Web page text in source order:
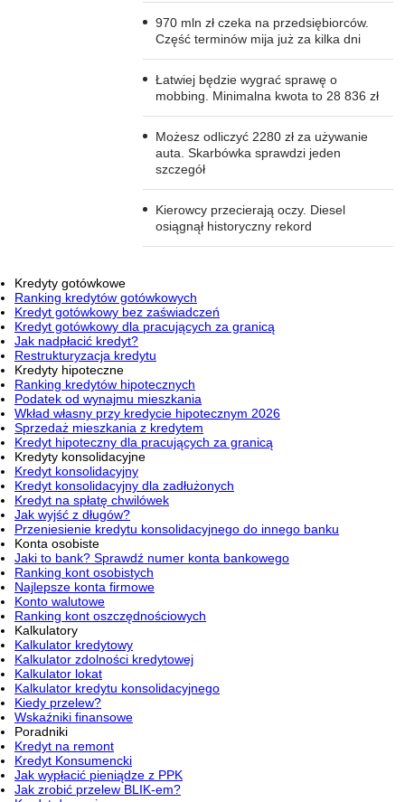
970 mln zł czeka na przedsiębiorców.
Część terminów mija już za kilka dni
Łatwiej będzie wygrać sprawę o
mobbing. Minimalna kwota to 28 836 zł
Możesz odliczyć 2280 zł za używanie
auta. Skarbówka sprawdzi jeden
szczegół
Kierowcy przecierają oczy. Diesel
osiągnął historyczny rekord
Kredyty gotówkowe
Ranking kredytów gotówkowych
Kredyt gotówkowy bez zaświadczeń
Kredyt gotówkowy dla pracujących za granicą
Jak nadpłacić kredyt?
Restrukturyzacja kredytu
Kredyty hipoteczne
Ranking kredytów hipotecznych
Podatek od wynajmu mieszkania
Wkład własny przy kredycie hipotecznym 2026
Sprzedaż mieszkania z kredytem
Kredyt hipoteczny dla pracujących za granicą
Kredyty konsolidacyjne
Kredyt konsolidacyjny
Kredyt konsolidacyjny dla zadłużonych
Kredyt na spłatę chwilówek
Jak wyjść z długów?
Przeniesienie kredytu konsolidacyjnego do innego banku
Konta osobiste
Jaki to bank? Sprawdź numer konta bankowego
Ranking kont osobistych
Najlepsze konta firmowe
Konto walutowe
Ranking kont oszczędnościowych
Kalkulatory
Kalkulator kredytowy
Kalkulator zdolności kredytowej
Kalkulator lokat
Kalkulator kredytu konsolidacyjnego
Kiedy przelew?
Wskaźniki finansowe
Poradniki
Kredyt na remont
Kredyt Konsumencki
Jak wypłacić pieniądze z PPK
Jak zrobić przelew BLIK-em?